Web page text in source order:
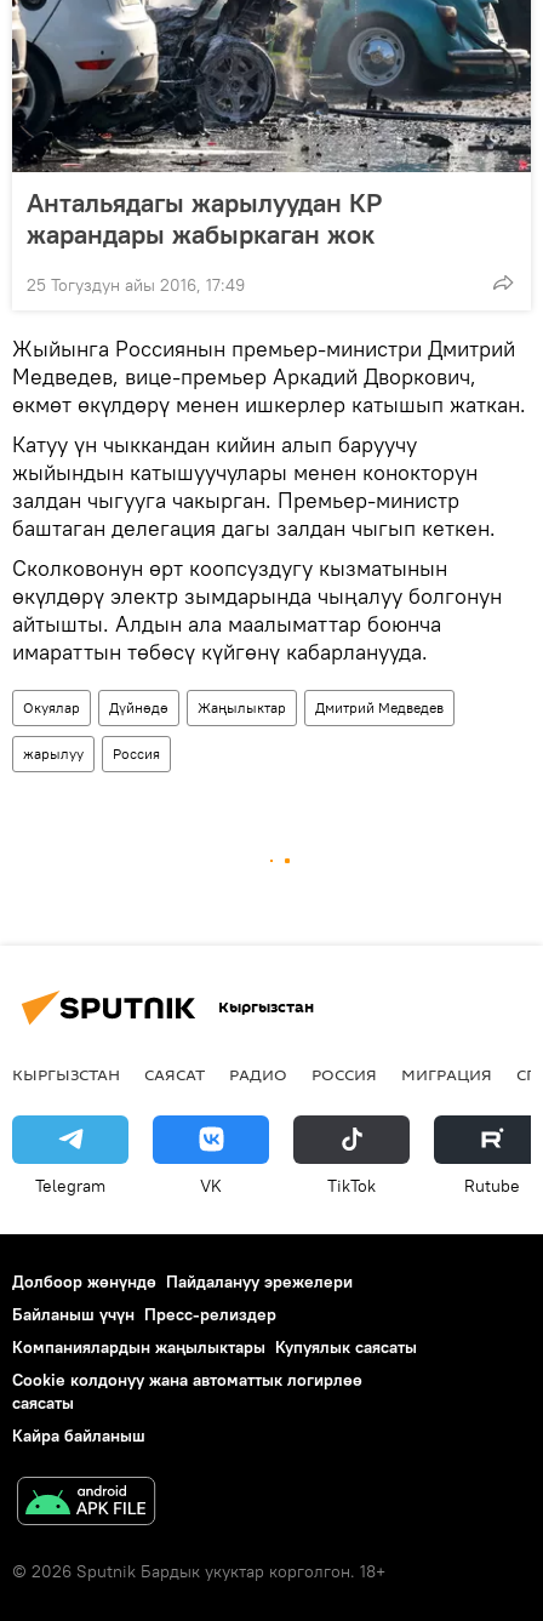
Антальядагы жарылуудан КР
жарандары жабыркаган жок
25 Тогуздун айы 2016, 17:49
Жыйынга Россиянын премьер-министри Дмитрий
Медведев, вице-премьер Аркадий Дворкович,
өкмөт өкүлдөрү менен ишкерлер катышып жаткан.
Катуу үн чыккандан кийин алып баруучу
жыйындын катышуучулары менен конокторун
залдан чыгууга чакырган. Премьер-министр
баштаган делегация дагы залдан чыгып кеткен.
Сколковонун өрт коопсуздугу кызматынын
өкүлдөрү электр зымдарында чыңалуу болгонун
айтышты. Алдын ала маалыматтар боюнча
имараттын төбөсү күйгөнү кабарланууда.
Окуялар Дүйнөдө Жаңылыктар Дмитрий Медведев
жарылуу Россия
Кыргызстан
КЫРГЫЗСТАН САЯСАТ РАДИО РОССИЯ МИГРАЦИЯ
Telegram VK ТikТоk Rutube
Долбоор жөнүндө Пайдалануу эрежелери
Байланыш үчүн Пресс-релиздер
Компаниялардын жаңылыктары Купуялык саясаты
Cookie колдонуу жана автоматтык логирлөө
саясаты
Кайра байланыш
© 2026 Sputnik Бардык укуктар корголгон. 18+